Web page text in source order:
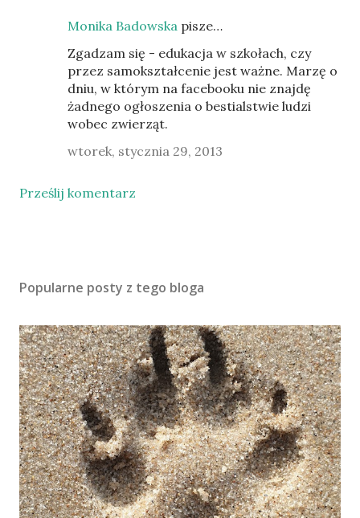
Monika Badowska pisze…
Zgadzam się - edukacja w szkołach, czy
przez samokształcenie jest ważne. Marzę o
dniu, w którym na facebooku nie znajdę
żadnego ogłoszenia o bestialstwie ludzi
wobec zwierząt.
wtorek, stycznia 29, 2013
Prześlij komentarz
Popularne posty z tego bloga